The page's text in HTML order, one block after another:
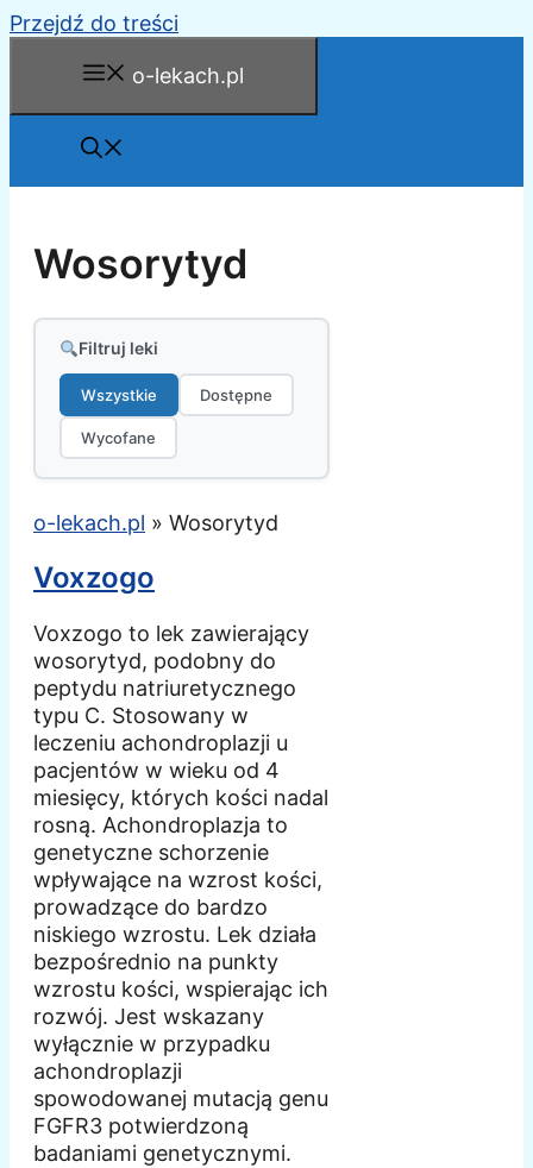
Przejdź do treści
o-lekach.pl
Wosorytyd
Filtruj leki
Wszystkie Dostępne
Wycofane
o-lekach.pl » Wosorytyd
Voxzogo
Voxzogo to lek zawierający
wosorytyd, podobny do
peptydu natriuretycznego
typu C. Stosowany w
leczeniu achondroplazji u
pacjentów w wieku od 4
miesięcy, których kości nadal
rosną. Achondroplazja to
genetyczne schorzenie
wpływające na wzrost kości,
prowadzące do bardzo
niskiego wzrostu. Lek działa
bezpośrednio na punkty
wzrostu kości, wspierając ich
rozwój. Jest wskazany
wyłącznie w przypadku
achondroplazji
spowodowanej mutacją genu
FGFR3 potwierdzoną
badaniami genetycznymi.